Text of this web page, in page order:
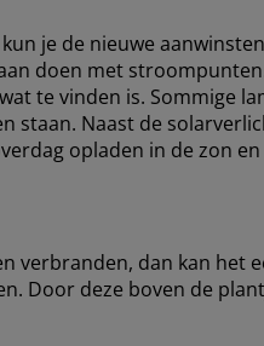
je de nieuwe
doen met
te vinden is. Sommige
Naast de
opladen in de zon
dan kan het
Door deze boven de